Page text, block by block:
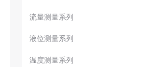
流量测量系列
液位测量系列
温度测量系列